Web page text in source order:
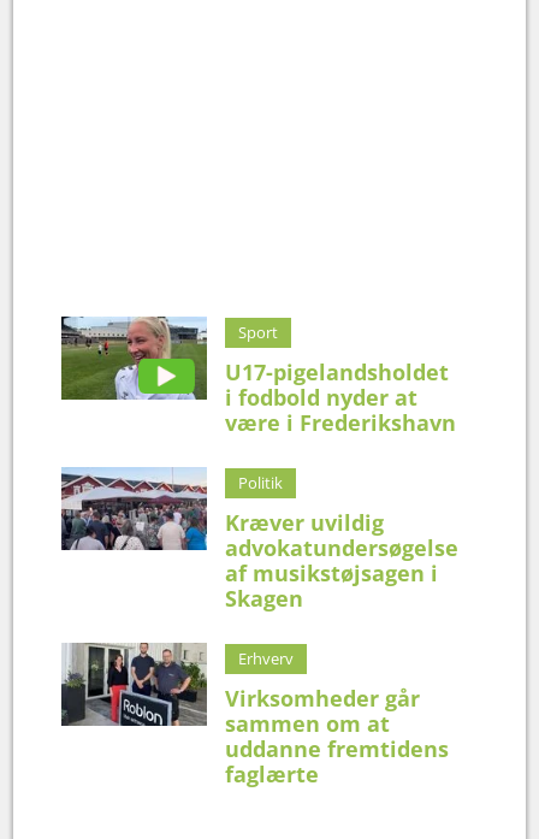
Sport
U17-pigelandsholdet
i fodbold nyder at
være i Frederikshavn
Politik
Kræver uvildig
advokatundersøgelse
af musikstøjsagen i
Skagen
Erhverv
Virksomheder går
sammen om at
uddanne fremtidens
faglærte